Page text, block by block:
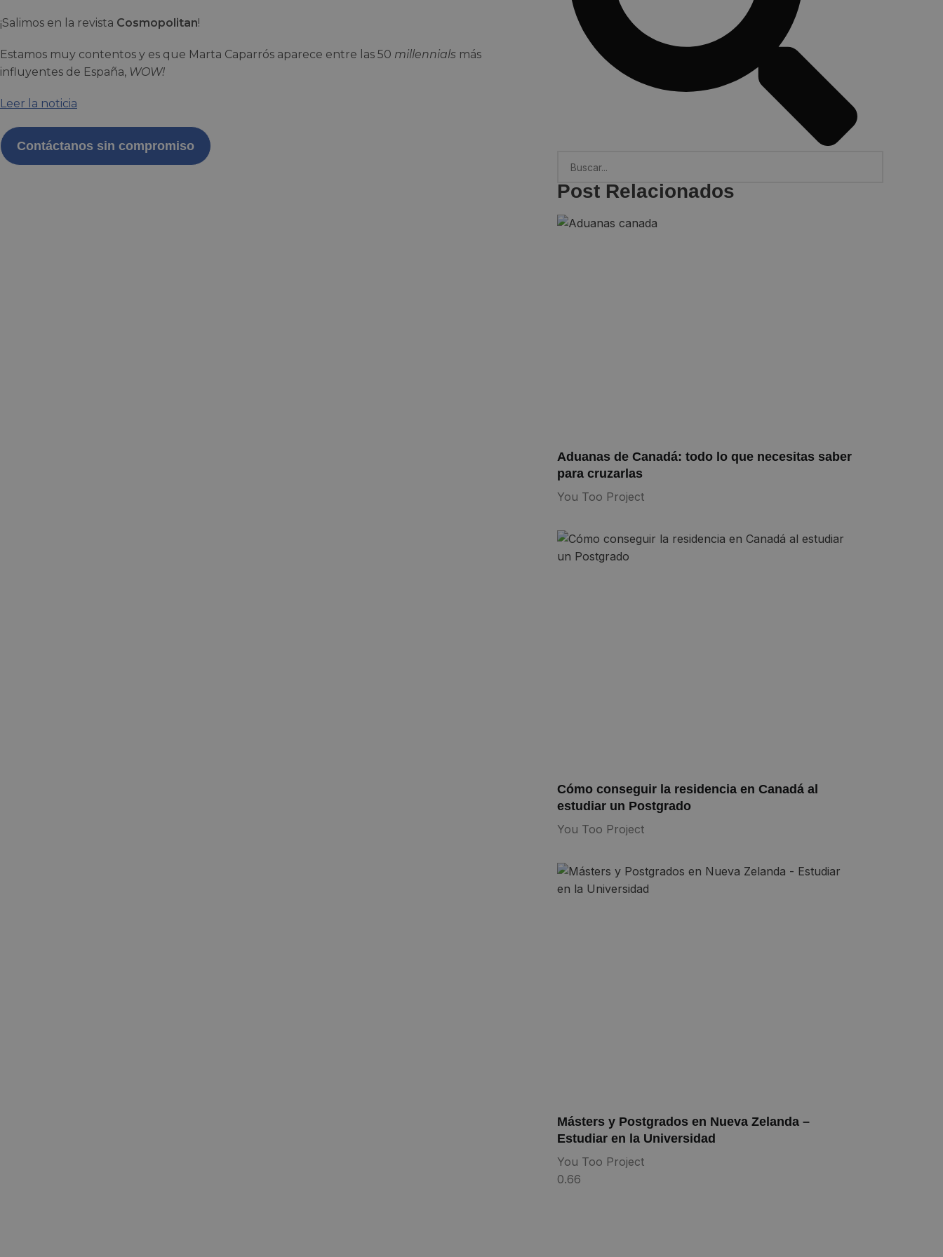
¡Salimos en la revista Cosmopolitan!
Estamos muy contentos y es que Marta Caparrós aparece entre las 50 millennials más
influyentes de España, WOW!
Leer la noticia
Contáctanos sin compromiso
Post Relacionados
Aduanas de Canadá: todo lo que necesitas saber
para cruzarlas
You Too Project
Cómo conseguir la residencia en Canadá al
estudiar un Postgrado
You Too Project
Másters y Postgrados en Nueva Zelanda –
Estudiar en la Universidad
You Too Project